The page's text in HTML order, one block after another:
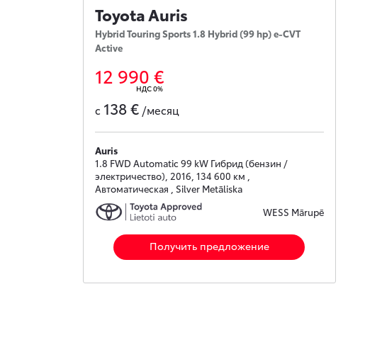
Toyota Auris
Hybrid Touring Sports 1.8 Hybrid (99 hp) e-CVT
Active
12 990 €
НДС 0%
с 138 € /месяц
Auris
1.8 FWD Automatic 99 kW Гибрид (бензин /
электричество), 2016, 134 600 км ,
Автоматическая , Silver Metāliska
WESS Mārupē
Получить предложение